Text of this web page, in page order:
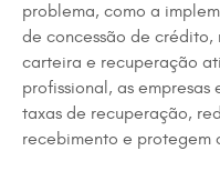
problema, como a
de concessão de
carteira e recuperação
profissional, as
taxas de recuperação,
recebimento e protegem